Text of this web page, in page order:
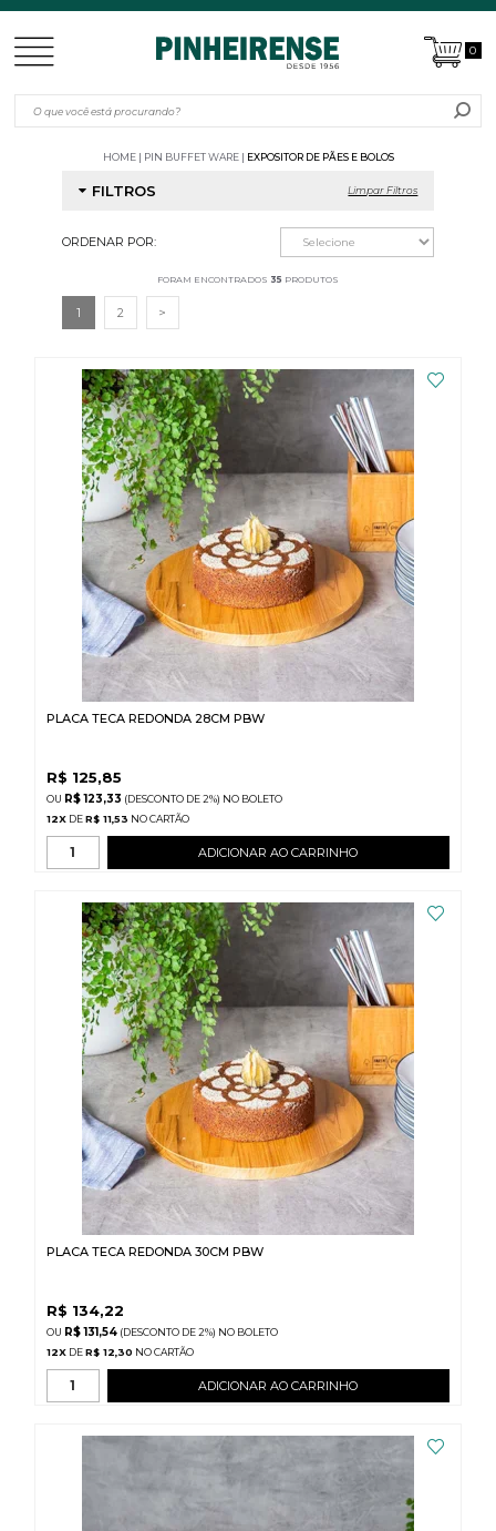
0
HOME PIN BUFFET WARE EXPOSITOR DE PÃES E BOLOS
FILTROS Limpar Filtros
ORDENAR POR:
FORAM ENCONTRADOS 35 PRODUTOS
1 2 >
PLACA TECA REDONDA 28CM PBW
R$ 125,85
R$ 123,33 (DESCONTO DE 2%) NO BOLETO
12X DE R$ 11,53
ADICIONAR AO CARRINHO
PLACA TECA REDONDA 30CM PBW
R$ 134,22
R$ 131,54 (DESCONTO DE 2%) NO BOLETO
12X DE R$ 12,30
ADICIONAR AO CARRINHO